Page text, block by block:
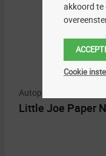
Autoparfum
Little Joe Paper
akkoord te
Cookie